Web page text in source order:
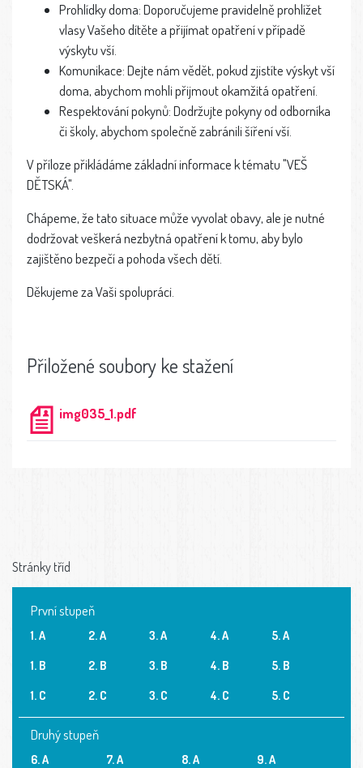
Prohlídky doma: Doporučujeme pravidelně prohlížet
vlasy Vašeho dítěte a přijímat opatření v případě
výskytu vší.
Komunikace: Dejte nám vědět, pokud zjistíte výskyt vší
doma, abychom mohli přijmout okamžitá opatření.
Respektování pokynů: Dodržujte pokyny od odborníka
či školy, abychom společně zabránili šíření vší.
V příloze přikládáme základní informace k tématu "VEŠ
DĚTSKÁ".
Chápeme, že tato situace může vyvolat obavy, ale je nutné
dodržovat veškerá nezbytná opatření k tomu, aby bylo
zajištěno bezpečí a pohoda všech dětí.
Děkujeme za Vaši spolupráci.
Přiložené soubory ke stažení
img035_1.pdf
Stránky tříd
První stupeň
1. A
1. B
1. C
2. A
2. B
2. C
3. A
3. B
3. C
4. A
4. B
4. C
5. A
5. B
5. C
Druhý stupeň
6. A 7. A 8. A 9. A